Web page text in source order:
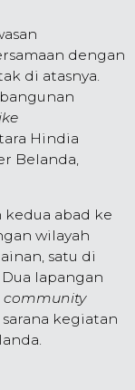
dengan
di atasnya.
Hindia
Belanda,
kedua abad ke
wilayah
satu di
lapangan
community
kegiatan